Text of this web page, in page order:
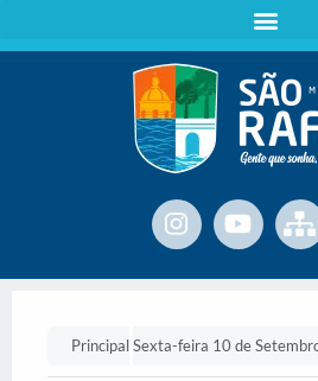
PrincipalSexta-feira 10 de